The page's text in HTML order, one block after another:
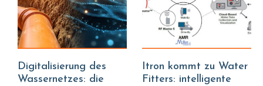
Digitalisierung des
Wassernetzes: die
Itron kommt zu Water
Fitters: intelligente